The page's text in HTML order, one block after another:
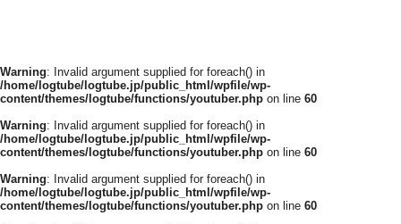
Warning: Invalid argument supplied for foreach() in
/home/logtube/logtube.jp/public_html/wpfile/wp-
content/themes/logtube/functions/youtuber.php on line 60
Warning: Invalid argument supplied for foreach() in
/home/logtube/logtube.jp/public_html/wpfile/wp-
content/themes/logtube/functions/youtuber.php on line 60
Warning: Invalid argument supplied for foreach() in
/home/logtube/logtube.jp/public_html/wpfile/wp-
content/themes/logtube/functions/youtuber.php on line 60